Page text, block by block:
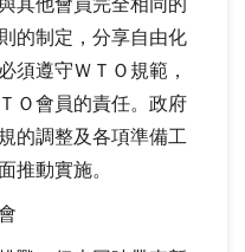
其他會員完全相同的
的制定，分享自由化
須遵守ＷＴＯ規範，
Ｏ會員的責任。政府
的調整及各項準備工
推動實施。